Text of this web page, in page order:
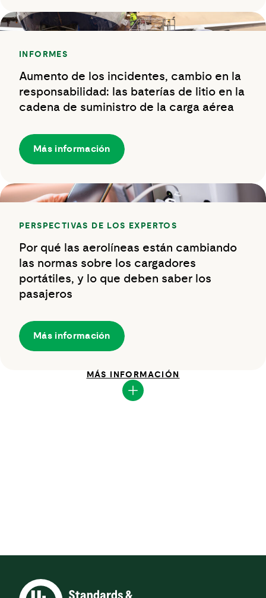
INFORMES
Aumento de los incidentes, cambio en la
responsabilidad: las baterías de litio en la
cadena de suministro de la carga aérea
Más información
PERSPECTIVAS DE LOS EXPERTOS
Por qué las aerolíneas están cambiando
las normas sobre los cargadores
portátiles, y lo que deben saber los
pasajeros
Más información
MÁS INFORMACIÓN